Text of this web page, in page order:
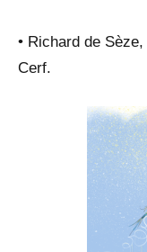
• Richard de Sèze,
Cerf.